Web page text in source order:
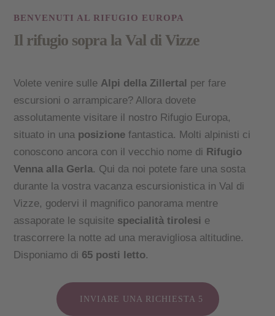
BENVENUTI AL RIFUGIO EUROPA
Il rifugio sopra la Val di Vizze
Volete venire sulle Alpi della Zillertal per fare
escursioni o arrampicare? Allora dovete
assolutamente visitare il nostro Rifugio Europa,
situato in una posizione fantastica. Molti alpinisti ci
conoscono ancora con il vecchio nome di Rifugio
Venna alla Gerla. Qui da noi potete fare una sosta
durante la vostra vacanza escursionistica in Val di
Vizze, godervi il magnifico panorama mentre
assaporate le squisite specialità tirolesi e
trascorrere la notte ad una meravigliosa altitudine.
Disponiamo di 65 posti letto.
INVIARE UNA RICHIESTA